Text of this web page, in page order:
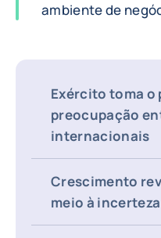
ambiente de
Exército toma o
preocupação
internacionais
Crescimento
meio à incerteza